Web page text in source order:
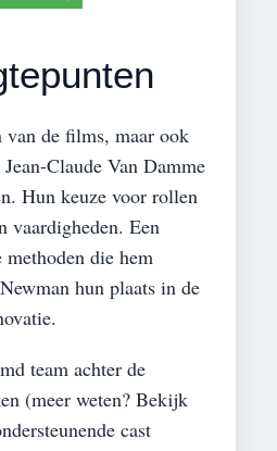
van de films, maar ook
Claude Van Damme
Hun keuze voor rollen
vaardigheden. Een
die hem
hun plaats in de
team achter de
(meer weten? Bekijk
cast